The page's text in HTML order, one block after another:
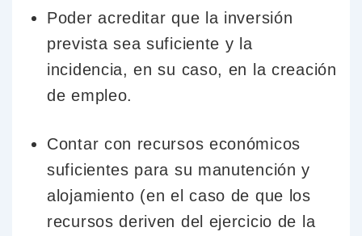
Poder acreditar que la inversión
prevista sea suficiente y la
incidencia, en su caso, en la creación
de empleo.
Contar con recursos económicos
suficientes para su manutención y
alojamiento (en el caso de que los
recursos deriven del ejercicio de la